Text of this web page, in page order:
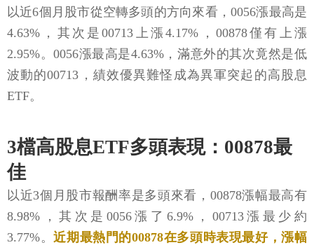
以近6個月股市從空轉多頭的方向來看，0056漲最高是
4.63%，其次是00713上漲4.17%，00878僅有上漲
2.95%。0056漲最高是4.63%，滿意外的其次竟然是低
波動的00713，績效優異難怪成為異軍突起的高股息
ETF。
3檔高股息ETF多頭表現：00878最
佳
以近3個月股市報酬率是多頭來看，00878漲幅最高有
8.98%，其次是0056漲了6.9%，00713漲最少約
3.77%。近期最熱門的00878在多頭時表現最好，漲幅